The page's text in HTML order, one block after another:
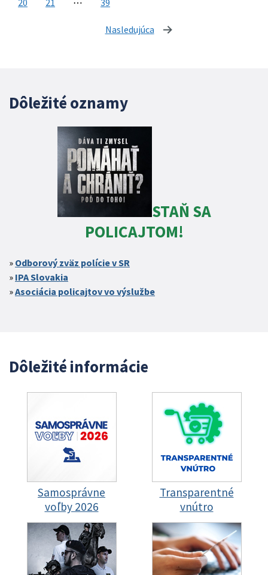
20 21 ⋯ 39
Nasledujúca stránka
Dôležité oznamy
STAŇ SA
POLICAJTOM!
Odborový zväz polície v SR
IPA Slovakia
Asociácia policajtov vo výslužbe
Dôležité informácie
Samosprávne
voľby 2026
Transparentné
vnútro